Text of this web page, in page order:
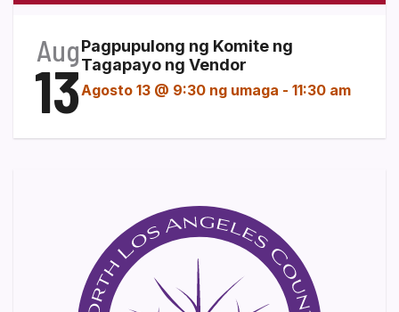
Aug
13
Pagpupulong ng Komite ng
Tagapayo ng Vendor
Agosto 13 @ 9:30 ng umaga - 11:30 am